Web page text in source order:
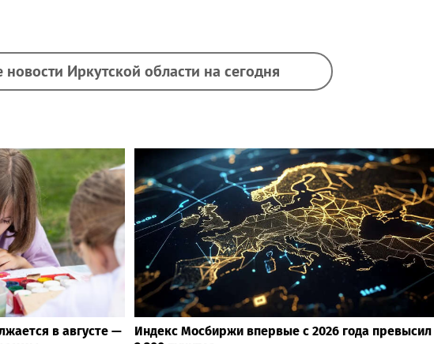
новости Иркутской области на сегодня
в августе —
Индекс Мосбиржи впервые с 2026 года превысил